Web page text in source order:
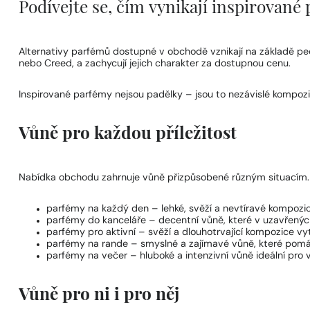
Podívejte se, čím vynikají inspirované
Alternativy parfémů dostupné v obchodě vznikají na základě
nebo Creed, a zachycují jejich charakter za dostupnou cenu.
Inspirované parfémy nejsou padělky – jsou to nezávislé
Vůně pro každou příležitost
Nabídka obchodu zahrnuje vůně přizpůsobené různým
parfémy na každý den – lehké, svěží a nevtíravé
parfémy do kanceláře – decentní vůně, které v
parfémy pro aktivní – svěží a dlouhotrvající kompozice
parfémy na rande – smyslné a zajímavé vůně, které
parfémy na večer – hluboké a intenzivní vůně ideální pro
Vůně pro ni i pro něj